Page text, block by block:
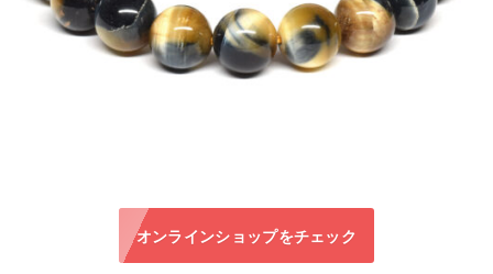
オンラインショップをチェック